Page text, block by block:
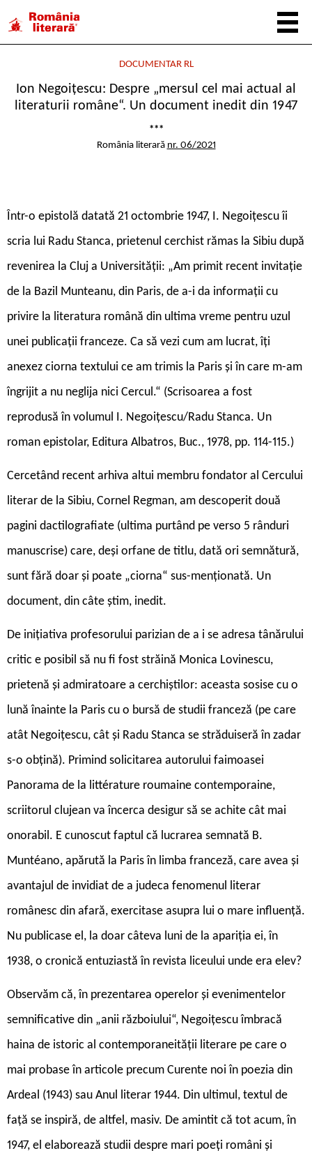
DOCUMENTAR RL
Ion Negoițescu: Despre „mersul cel mai actual al
literaturii române“. Un document inedit din 1947
***
România literară nr. 06/2021
Într-o epistolă datată 21 octombrie 1947, I. Negoiţescu îi
scria lui Radu Stanca, prietenul cerchist rămas la Sibiu după
revenirea la Cluj a Universităţii: „Am primit recent invitaţie
de la Bazil Munteanu, din Paris, de a-i da informaţii cu
privire la literatura română din ultima vreme pentru uzul
unei publicaţii franceze. Ca să vezi cum am lucrat, îţi
anexez ciorna textului ce am trimis la Paris şi în care m-am
îngrijit a nu neglija nici Cercul.“ (Scrisoarea a fost
reprodusă în volumul I. Negoiţescu/Radu Stanca. Un
roman epistolar, Editura Albatros, Buc., 1978, pp. 114-115.)
Cercetând recent arhiva altui membru fondator al Cercului
literar de la Sibiu, Cornel Regman, am descoperit două
pagini dactilografiate (ultima purtând pe verso 5 rânduri
manuscrise) care, deşi orfane de titlu, dată ori semnătură,
sunt fără doar şi poate „ciorna“ sus-menţionată. Un
document, din câte ştim, inedit.
De iniţiativa profesorului parizian de a i se adresa tânărului
critic e posibil să nu fi fost străină Monica Lovinescu,
prietenă şi admiratoare a cerchiştilor: aceasta sosise cu o
lună înainte la Paris cu o bursă de studii franceză (pe care
atât Negoiţescu, cât şi Radu Stanca se străduiseră în zadar
s-o obţină). Primind solicitarea autorului faimoasei
Panorama de la littérature roumaine contemporaine,
scriitorul clujean va încerca desigur să se achite cât mai
onorabil. E cunoscut faptul că lucrarea semnată B.
Muntéano, apărută la Paris în limba franceză, care avea şi
avantajul de invidiat de a judeca fenomenul literar
românesc din afară, exercitase asupra lui o mare influenţă.
Nu publicase el, la doar câteva luni de la apariţia ei, în
1938, o cronică entuziastă în revista liceului unde era elev?
Observăm că, în prezentarea operelor şi evenimentelor
semnificative din „anii războiului“, Negoiţescu îmbracă
haina de istoric al contemporaneităţii literare pe care o
mai probase în articole precum Curente noi în poezia din
Ardeal (1943) sau Anul literar 1944. Din ultimul, textul de
faţă se inspiră, de altfel, masiv. De amintit că tot acum, în
1947, el elaborează studii despre mari poeţi români şi